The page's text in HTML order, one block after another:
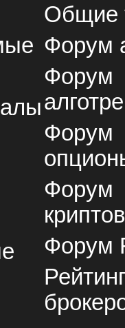
Общие
Форум
Форум
Форум
Форум
Форум